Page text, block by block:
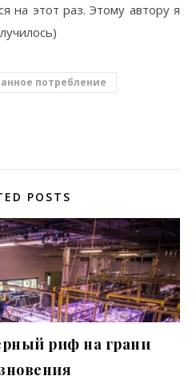
на этот раз. Этому автору я
потребление
POSTS
риф на грани